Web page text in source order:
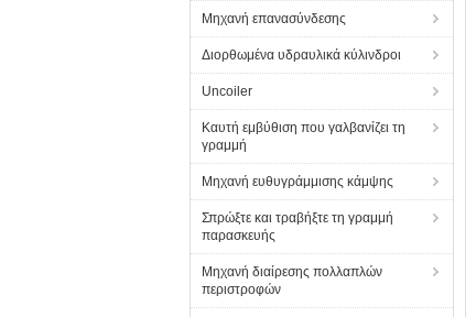
Μηχανή επανασύνδεσης
Διορθωμένα υδραυλικά κύλινδροι
Uncoiler
Καυτή εμβύθιση που γαλβανίζει τη
γραμμή
Μηχανή ευθυγράμμισης κάμψης
Σπρώξτε και τραβήξτε τη γραμμή
παρασκευής
Μηχανή διαίρεσης πολλαπλών
περιστροφών